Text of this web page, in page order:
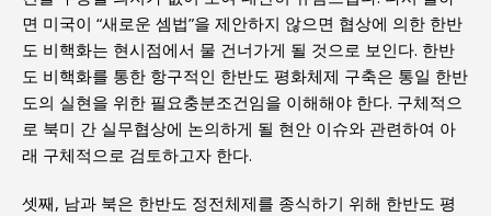
면 미국이 “새로운 셈법”을 제안하지 않으면 협상에 의한 한반
도 비핵화는 현시점에서 물 건너가게 될 것으로 보인다. 한반
도 비핵화를 통한 항구적인 한반도 평화체제 구축은 통일 한반
도의 실현을 위한 필요충분조건임을 이해해야 한다. 구체적으
로 북미 간 실무협상에 논의하게 될 현안 이슈와 관련하여 아
래 구체적으로 검토하고자 한다.
셋째, 남과 북은 한반도 정전체제를 종식하기 위해 한반도 평